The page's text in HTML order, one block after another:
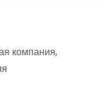
компания,